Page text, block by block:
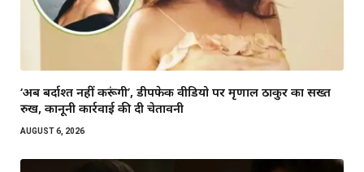
‘अब बर्दाश्त नहीं करूंगी’, डीपफेक वीडियो पर मृणाल ठाकुर का सख्त
रुख, कानूनी कार्रवाई की दी चेतावनी
AUGUST 6, 2026